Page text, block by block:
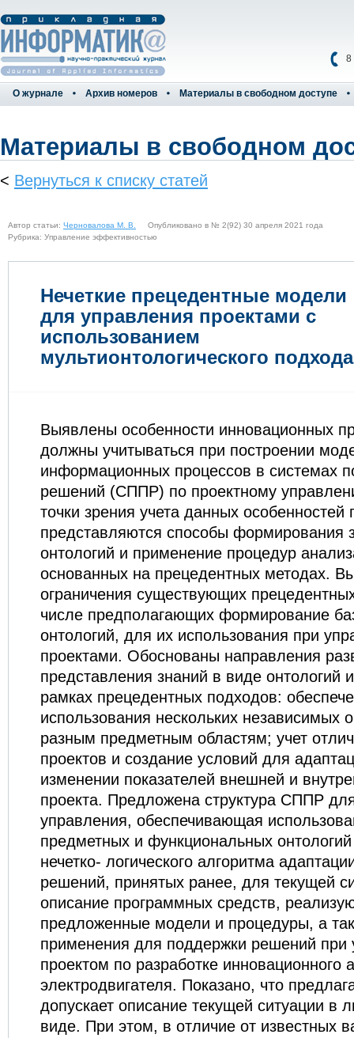
8
О журнале Архив номеров Материалы в свободном доступе
Материалы в свободном
< Вернуться к списку статей
Автор статьи: Черновалова М. В.
Опубликовано в № 2(92) 30 апреля 2021 года
Рубрика: Управление эффективностью
Нечеткие прецедентные модели
для управления проектами с
использованием
мультионтологического подхода
Выявлены особенности инновационных
должны учитываться при построении
информационных процессов в системах
решений (СППР) по проектному
точки зрения учета данных особенностей
представляются способы формирования
онтологий и применение процедур
основанных на прецедентных методах.
ограничения существующих
числе предполагающих формирование
онтологий, для их использования при
проектами. Обоснованы направления
представления знаний в виде онтологий
рамках прецедентных подходов:
использования нескольких независимых
разным предметным областям; учет
проектов и создание условий для
изменении показателей внешней и
проекта. Предложена структура СППР
управления, обеспечивающая
предметных и функциональных онтологий
нечетко- логического алгоритма
решений, принятых ранее, для текущей
описание программных средств,
предложенные модели и процедуры, а
применения для поддержки решений при
проектом по разработке инновационного
электродвигателя. Показано, что
допускает описание текущей ситуации в
виде. При этом, в отличие от известных